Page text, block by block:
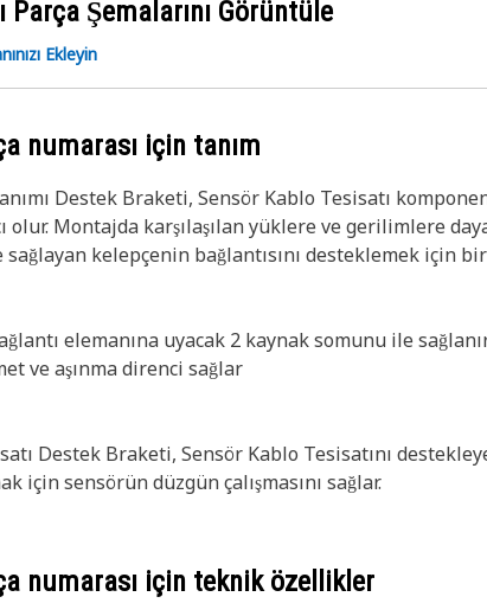
Parça Şemalarını Görüntüle
Ekleyin
numarası için tanım
Destek Braketi, Sensör Kablo Tesisatı
olur. Montajda karşılaşılan yüklere ve gerilimlere
kelepçenin bağlantısını desteklemek için
elemanına uyacak 2 kaynak somunu ile
ve aşınma direnci sağlar
Destek Braketi, Sensör Kablo Tesisatını
için sensörün düzgün çalışmasını sağlar.
numarası için teknik özellikler